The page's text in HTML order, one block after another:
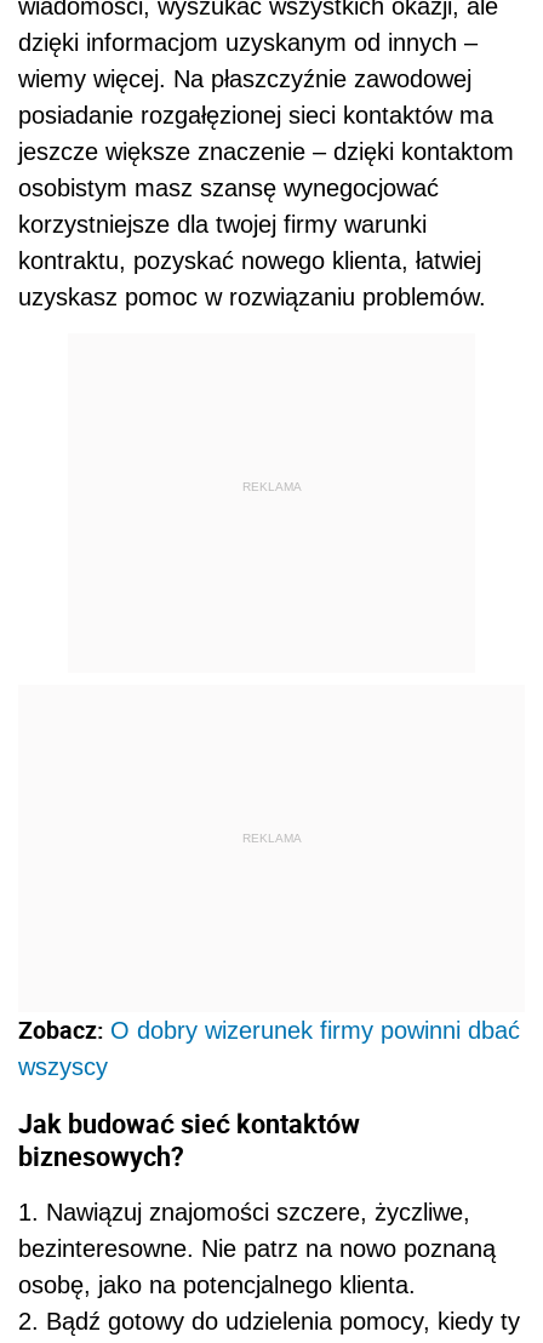
wiadomości, wyszukać wszystkich okazji, ale
dzięki informacjom uzyskanym od innych –
wiemy więcej. Na płaszczyźnie zawodowej
posiadanie rozgałęzionej sieci kontaktów ma
jeszcze większe znaczenie – dzięki kontaktom
osobistym masz szansę wynegocjować
korzystniejsze dla twojej firmy warunki
kontraktu, pozyskać nowego klienta, łatwiej
uzyskasz pomoc w rozwiązaniu problemów.
REKLAMA
REKLAMA
Zobacz: O dobry wizerunek firmy powinni dbać
wszyscy
Jak budować sieć kontaktów
biznesowych?
1. Nawiązuj znajomości szczere, życzliwe,
bezinteresowne. Nie patrz na nowo poznaną
osobę, jako na potencjalnego klienta.
2. Bądź gotowy do udzielenia pomocy, kiedy ty